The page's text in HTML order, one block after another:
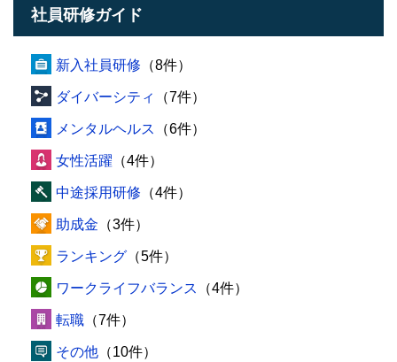
社員研修ガイド
新入社員研修 （8件）
ダイバーシティ （7件）
メンタルヘルス （6件）
女性活躍 （4件）
中途採用研修 （4件）
助成金 （3件）
ランキング （5件）
ワークライフバランス （4件）
転職 （7件）
その他 （10件）